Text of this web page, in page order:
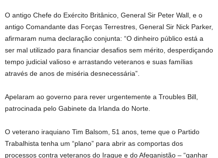
O antigo Chefe do Exército Britânico, General Sir Peter Wall, e o
antigo Comandante das Forças Terrestres, General Sir Nick Parker,
afirmaram numa declaração conjunta: “O dinheiro público está a
ser mal utilizado para financiar desafios sem mérito, desperdiçando
tempo judicial valioso e arrastando veteranos e suas famílias
através de anos de miséria desnecessária”.
Apelaram ao governo para rever urgentemente a Troubles Bill,
patrocinada pelo Gabinete da Irlanda do Norte.
O veterano iraquiano Tim Balsom, 51 anos, teme que o Partido
Trabalhista tenha um “plano” para abrir as comportas dos
processos contra veteranos do Iraque e do Afeganistão – “ganhar